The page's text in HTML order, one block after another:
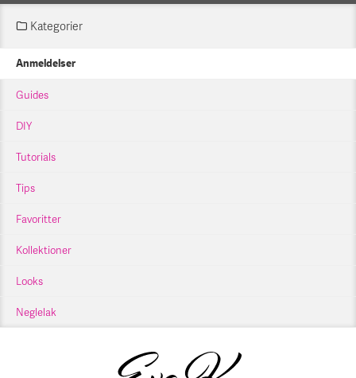
Kategorier
Anmeldelser
Guides
DIY
Tutorials
Tips
Favoritter
Kollektioner
Looks
Neglelak